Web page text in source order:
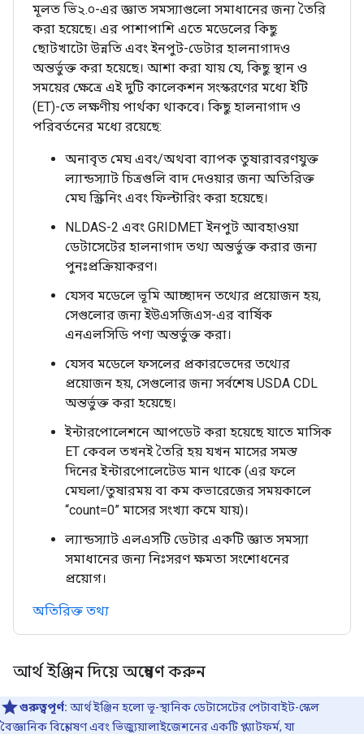
মূলত ভি২.০-এর জ্ঞাত সমস্যাগুলো সমাধানের জন্য তৈরি
করা হয়েছে। এর পাশাপাশি এতে মডেলের কিছু
ছোটখাটো উন্নতি এবং ইনপুট-ডেটার হালনাগাদও
অন্তর্ভুক্ত করা হয়েছে। আশা করা যায় যে, কিছু স্থান ও
সময়ের ক্ষেত্রে এই দুটি কালেকশন সংস্করণের মধ্যে ইটি
(ET)-তে লক্ষণীয় পার্থক্য থাকবে। কিছু হালনাগাদ ও
পরিবর্তনের মধ্যে রয়েছে:
অনাবৃত মেঘ এবং/অথবা ব্যাপক তুষারাবরণযুক্ত
ল্যান্ডস্যাট চিত্রগুলি বাদ দেওয়ার জন্য অতিরিক্ত
মেঘ স্ক্রিনিং এবং ফিল্টারিং করা হয়েছে।
NLDAS-2 এবং GRIDMET ইনপুট আবহাওয়া
ডেটাসেটের হালনাগাদ তথ্য অন্তর্ভুক্ত করার জন্য
পুনঃপ্রক্রিয়াকরণ।
যেসব মডেলে ভূমি আচ্ছাদন তথ্যের প্রয়োজন হয়,
সেগুলোর জন্য ইউএসজিএস-এর বার্ষিক
এনএলসিডি পণ্য অন্তর্ভুক্ত করা।
যেসব মডেলে ফসলের প্রকারভেদের তথ্যের
প্রয়োজন হয়, সেগুলোর জন্য সর্বশেষ USDA CDL
অন্তর্ভুক্ত করা হয়েছে।
ইন্টারপোলেশনে আপডেট করা হয়েছে যাতে মাসিক
ET কেবল তখনই তৈরি হয় যখন মাসের সমস্ত
দিনের ইন্টারপোলেটেড মান থাকে (এর ফলে
মেঘলা/তুষারময় বা কম কভারেজের সময়কালে
“count=0” মাসের সংখ্যা কমে যায়)।
ল্যান্ডস্যাট এলএসটি ডেটার একটি জ্ঞাত সমস্যা
সমাধানের জন্য নিঃসরণ ক্ষমতা সংশোধনের
প্রয়োগ।
অতিরিক্ত তথ্য
আর্থ ইঞ্জিন দিয়ে অন্বেষণ করুন
গুরুত্বপূর্ণ: আর্থ ইঞ্জিন হলো ভূ-স্থানিক ডেটাসেটের পেটাবাইট-স্কেল
বৈজ্ঞানিক বিশ্লেষণ এবং ভিজ্যুয়ালাইজেশনের একটি প্ল্যাটফর্ম, যা